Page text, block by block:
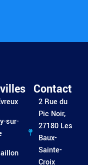
sur-
Contact
2 Rue du
Pic Noir,
27180 Les
Baux-
Sainte-
Croix